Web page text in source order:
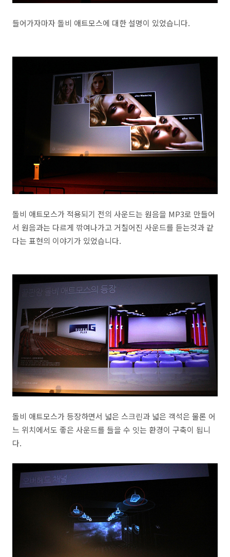
들어가자마자 돌비 애트모스에 대한 설명이 있었습니다.
돌비 애트모스가 적용되기 전의 사운드는 원음을 MP3로 만들어
서 원음과는 다르게 깎여나가고 거칠어진 사운드를 듣는것과 같
다는 표현의 이야기가 있었습니다.
돌비 애트모스가 등장하면서 넓은 스크린과 넓은 객석은 물론 어
느 위치에서도 좋은 사운드를 들을 수 잇는 환경이 구축이 됩니
다.